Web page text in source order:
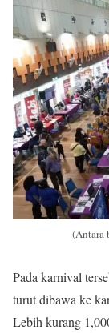
(Antara
Pada karnival
turut dibawa ke
Lebih kurang